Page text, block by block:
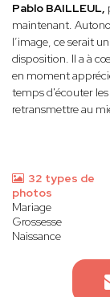
Pablo BAILLEUL,
maintenant.
l’image, ce serait
disposition. Il a à
en moment
temps d'écouter
retransmettre au
32 types de
photos
Mariage
Grossesse
Naissance